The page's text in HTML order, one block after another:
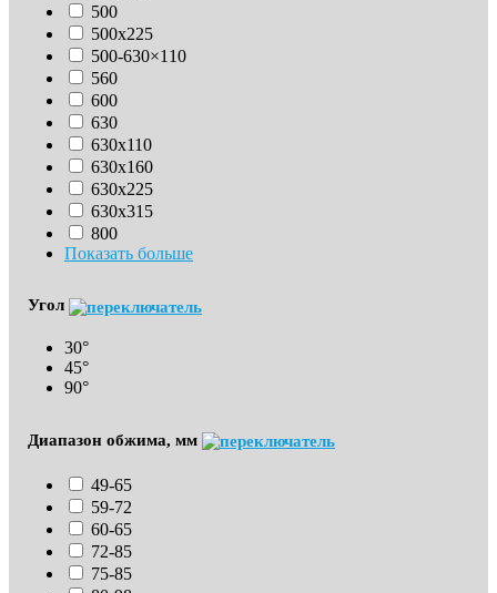
500
500х225
500-630×110
560
600
630
630х110
630x160
630х225
630х315
800
Показать больше
Угол
30°
45°
90°
Диапазон обжима, мм
49-65
59-72
60-65
72-85
75-85